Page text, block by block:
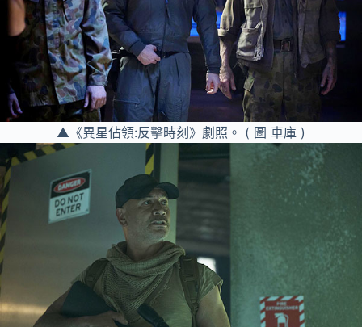
▲《異星佔領:反擊時刻》劇照。 ( 圖 車庫 )